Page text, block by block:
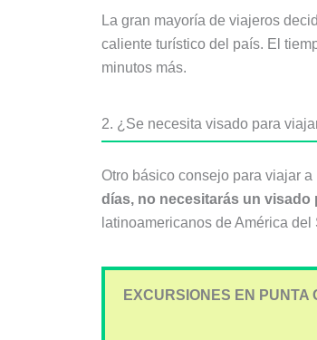
La gran mayoría de viajeros
caliente turístico del país. El
minutos más.
2. ¿Se necesita visado para
Otro básico consejo para viajar
días, no necesitarás un visado
latinoamericanos de América
EXCURSIONES EN